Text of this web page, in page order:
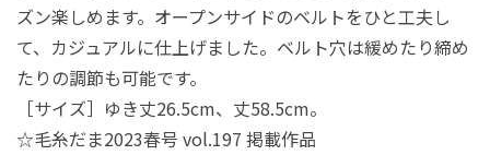
ズン楽しめます。オープンサイドのベルトをひと工夫し
て、カジュアルに仕上げました。ベルト穴は緩めたり締め
たりの調節も可能です。
［サイズ］ゆき丈26.5cm、丈58.5cm。
☆毛糸だま2023春号 vol.197 掲載作品